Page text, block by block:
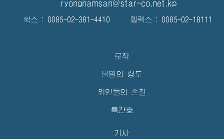
ryongnamsan@star-co.net.kp
확스 : 0085-02-381-4410 텔렉스 : 0085-02-18111
로작
불멸의 령도
위인들의 손길
특간호
기사